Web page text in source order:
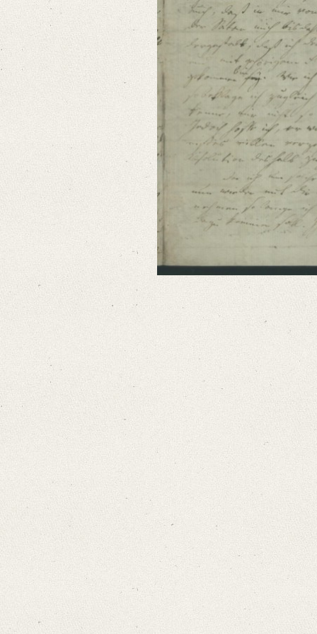
Bamberg, Claudia
Varwig, Olivia